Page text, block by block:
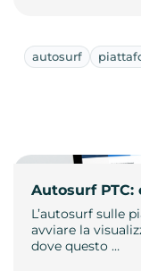
autosurf
Autosurf
L’autosurf sulle
avviare la
dove questo …